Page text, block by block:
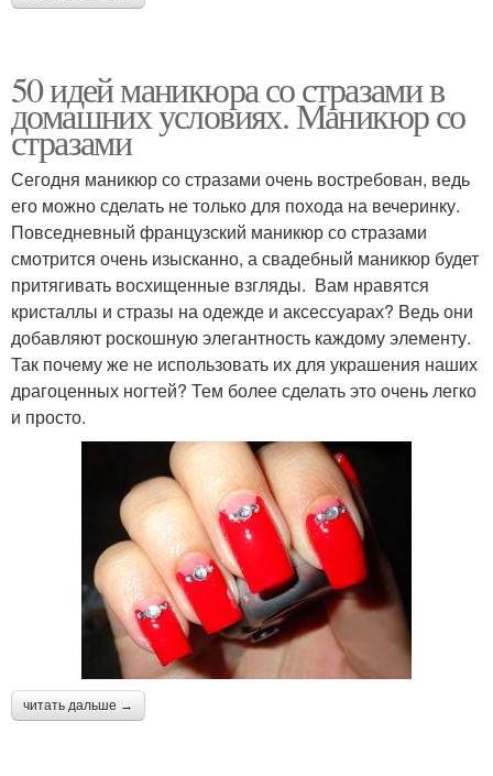
50 идей маникюра со стразами в
домашних условиях. Маникюр со
стразами
Сегодня маникюр со стразами очень востребован, ведь
его можно сделать не только для похода на вечеринку.
Повседневный французский маникюр со стразами
смотрится очень изысканно, а свадебный маникюр будет
притягивать восхищенные взгляды. Вам нравятся
кристаллы и стразы на одежде и аксессуарах? Ведь они
добавляют роскошную элегантность каждому элементу.
Так почему же не использовать их для украшения наших
драгоценных ногтей? Тем более сделать это очень легко
и просто.
читать дальше →